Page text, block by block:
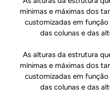
mínimas e máximas dos
customizadas em
das colunas e das
As alturas da estrutura
mínimas e máximas dos
customizadas em
das colunas e das